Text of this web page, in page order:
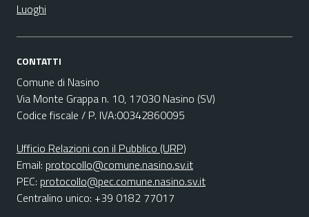
Luoghi
CONTATTI
Comune di Nasino
Via Monte Grappa n. 10, 17030 Nasino (SV)
Codice fiscale / P. IVA:00342860095
Ufficio Relazioni con il Pubblico (URP)
Email: protocollo@comune.nasino.sv.it
PEC: protocollo@pec.comune.nasino.sv.it
Centralino unico: +39 0182 77017